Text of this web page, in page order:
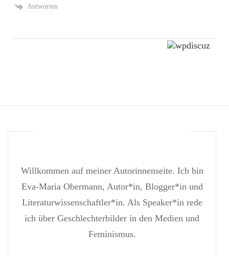
Antworten
Willkommen auf meiner Autorinnenseite. Ich bin
Eva-Maria Obermann, Autor*in, Blogger*in und
Literaturwissenschaftler*in. Als Speaker*in rede
ich über Geschlechterbilder in den Medien und
Feminismus.